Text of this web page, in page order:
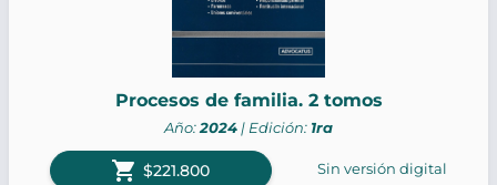
Procesos de familia. 2 tomos
Año:2024 | Edición: 1ra
shopping_cart $221.800 Sin versión digital